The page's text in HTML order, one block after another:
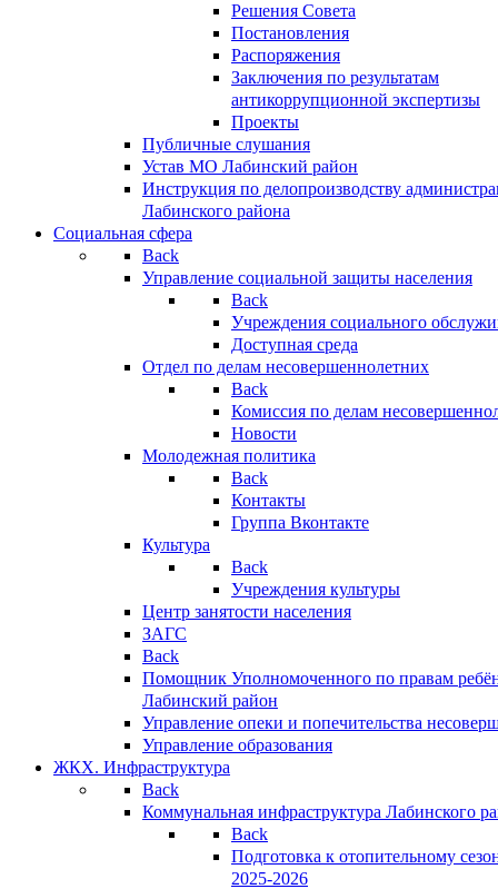
Решения Совета
Постановления
Распоряжения
Заключения по результатам
антикоррупционной экспертизы
Проекты
Публичные слушания
Устав МО Лабинский район
Инструкция по делопроизводству
Лабинского района
Социальная сфера
Back
Управление социальной защиты населения
Back
Учреждения социального
Доступная среда
Отдел по делам несовершеннолетних
Back
Комиссия по делам
Новости
Молодежная политика
Back
Контакты
Группа Вконтакте
Культура
Back
Учреждения культуры
Центр занятости населения
ЗАГС
Back
Помощник Уполномоченного по правам
Лабинский район
Управление опеки и попечительства
Управление образования
ЖКХ. Инфраструктура
Back
Коммунальная инфраструктура Лабинского
Back
Подготовка к отопительному
2025-2026